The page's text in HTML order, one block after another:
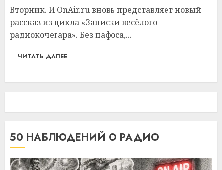
Вторник. И OnAir.ru вновь представляет новый
рассказ из цикла «Записки весёлого
радиокочегара». Без пафоса,...
ЧИТАТЬ ДАЛЕЕ
50 НАБЛЮДЕНИЙ О РАДИО